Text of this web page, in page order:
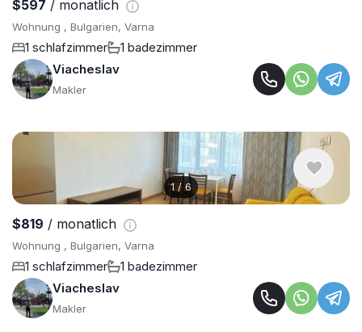
$597 / monatlich
Wohnung , Bulgarien, Varna
1 schlafzimmer
1 badezimmer
Viacheslav
Makler
1/ 6
$819 / monatlich
Wohnung , Bulgarien, Varna
1 schlafzimmer
1 badezimmer
Viacheslav
Makler